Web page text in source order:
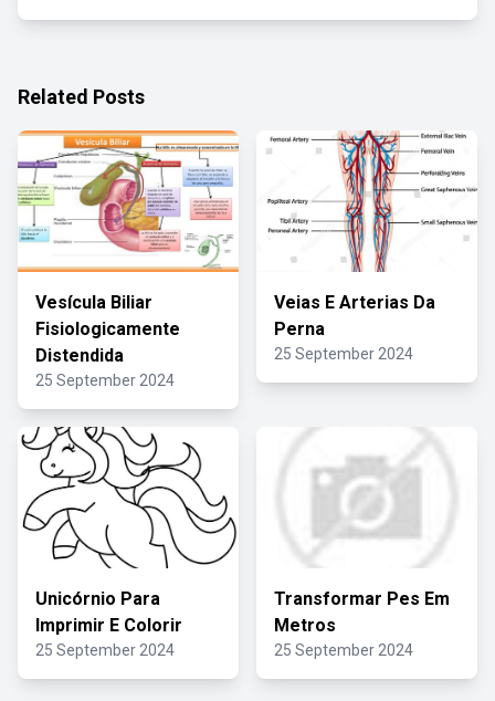
Related Posts
Vesícula Biliar
Fisiologicamente
Distendida
25 September 2024
Veias E Arterias Da
Perna
25 September 2024
Unicórnio Para
Imprimir E Colorir
25 September 2024
Transformar Pes Em
Metros
25 September 2024